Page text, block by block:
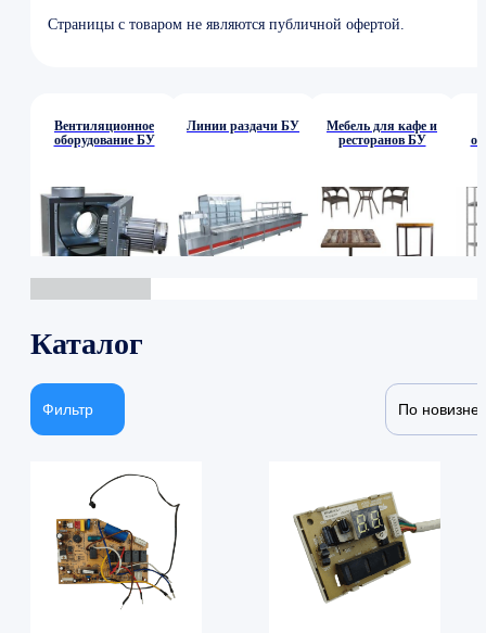
Страницы с товаром не являются публичной офертой.
Вентиляционное
оборудование БУ
Линии раздачи БУ
Мебель для кафе и
ресторанов БУ
Каталог
Фильтр По новизне